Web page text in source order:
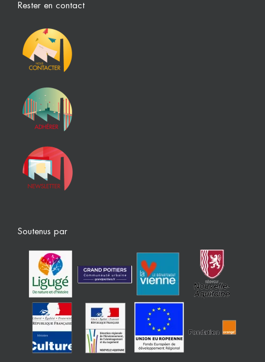
Rester en contact
Soutenus par